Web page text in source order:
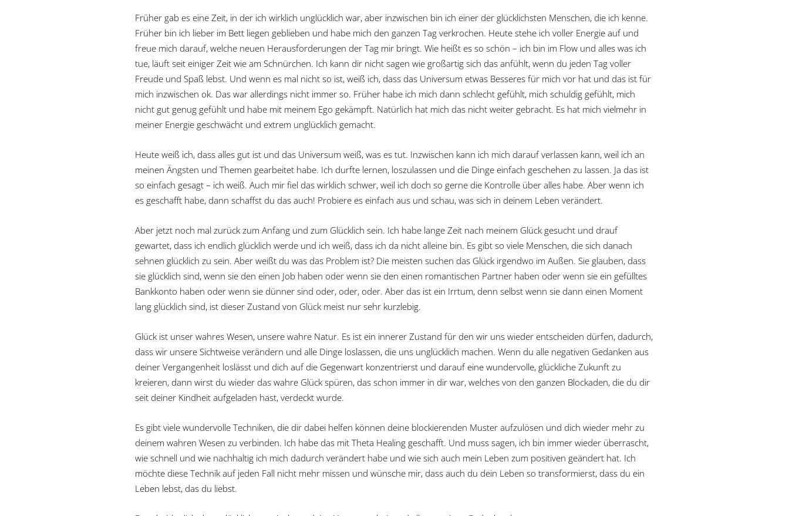
Früher gab es eine Zeit, in der ich wirklich unglücklich war, aber inzwischen bin ich einer der glücklichsten Menschen, die ich kenne.
Früher bin ich lieber im Bett liegen geblieben und habe mich den ganzen Tag verkrochen. Heute stehe ich voller Energie auf und
freue mich darauf, welche neuen Herausforderungen der Tag mir bringt. Wie heißt es so schön – ich bin im Flow und alles was ich
tue, läuft seit einiger Zeit wie am Schnürchen. Ich kann dir nicht sagen wie großartig sich das anfühlt, wenn du jeden Tag voller
Freude und Spaß lebst. Und wenn es mal nicht so ist, weiß ich, dass das Universum etwas Besseres für mich vor hat und das ist für
mich inzwischen ok. Das war allerdings nicht immer so. Früher habe ich mich dann schlecht gefühlt, mich schuldig gefühlt, mich
nicht gut genug gefühlt und habe mit meinem Ego gekämpft. Natürlich hat mich das nicht weiter gebracht. Es hat mich vielmehr in
meiner Energie geschwächt und extrem unglücklich gemacht.
Heute weiß ich, dass alles gut ist und das Universum weiß, was es tut. Inzwischen kann ich mich darauf verlassen kann, weil ich an
meinen Ängsten und Themen gearbeitet habe. Ich durfte lernen, loszulassen und die Dinge einfach geschehen zu lassen. Ja das ist
so einfach gesagt – ich weiß. Auch mir fiel das wirklich schwer, weil ich doch so gerne die Kontrolle über alles habe. Aber wenn ich
es geschafft habe, dann schaffst du das auch! Probiere es einfach aus und schau, was sich in deinem Leben verändert.
Aber jetzt noch mal zurück zum Anfang und zum Glücklich sein. Ich habe lange Zeit nach meinem Glück gesucht und drauf
gewartet, dass ich endlich glücklich werde und ich weiß, dass ich da nicht alleine bin. Es gibt so viele Menschen, die sich danach
sehnen glücklich zu sein. Aber weißt du was das Problem ist? Die meisten suchen das Glück irgendwo im Außen. Sie glauben, dass
sie glücklich sind, wenn sie den einen Job haben oder wenn sie den einen romantischen Partner haben oder wenn sie ein gefülltes
Bankkonto haben oder wenn sie dünner sind oder, oder, oder. Aber das ist ein Irrtum, denn selbst wenn sie dann einen Moment
lang glücklich sind, ist dieser Zustand von Glück meist nur sehr kurzlebig.
Glück ist unser wahres Wesen, unsere wahre Natur. Es ist ein innerer Zustand für den wir uns wieder entscheiden dürfen, dadurch,
dass wir unsere Sichtweise verändern und alle Dinge loslassen, die uns unglücklich machen. Wenn du alle negativen Gedanken aus
deiner Vergangenheit loslässt und dich auf die Gegenwart konzentrierst und darauf eine wundervolle, glückliche Zukunft zu
kreieren, dann wirst du wieder das wahre Glück spüren, das schon immer in dir war, welches von den ganzen Blockaden, die du dir
seit deiner Kindheit aufgeladen hast, verdeckt wurde.
Es gibt viele wundervolle Techniken, die dir dabei helfen können deine blockierenden Muster aufzulösen und dich wieder mehr zu
deinem wahren Wesen zu verbinden. Ich habe das mit Theta Healing geschafft. Und muss sagen, ich bin immer wieder überrascht,
wie schnell und wie nachhaltig ich mich dadurch verändert habe und wie sich auch mein Leben zum positiven geändert hat. Ich
möchte diese Technik auf jeden Fall nicht mehr missen und wünsche mir, dass auch du dein Leben so transformierst, dass du ein
Leben lebst, das du liebst.